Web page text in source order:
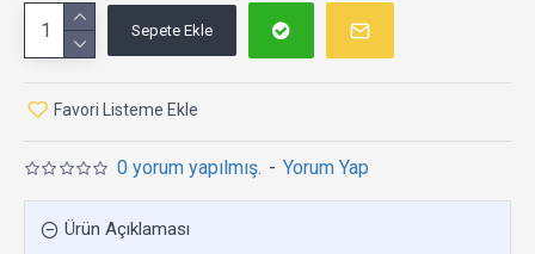
0 yorum yapılmış. - Yorum Yap
Sepete Ekle
Favori Listeme Ekle
Ürün Açıklaması